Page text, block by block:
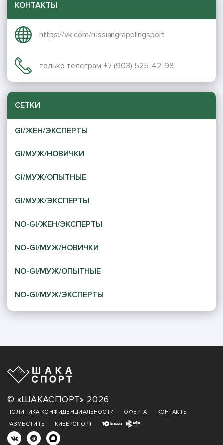
КОНТАКТЫ
https://vk.com/russiangrapplingsport
только телеграм +7 (903) 525-42-98
СЕТКИ
GI/ЖЕН/ЭКСПЕРТЫ
GI/МУЖ/НОВИЧКИ
GI/МУЖ/ОПЫТНЫЕ
GI/МУЖ/ЭКСПЕРТЫ
NO-GI/ЖЕН/ЭКСПЕРТЫ
NO-GI/МУЖ/НОВИЧКИ
NO-GI/МУЖ/ОПЫТНЫЕ
NO-GI/МУЖ/ЭКСПЕРТЫ
© «ШАКАСПОРТ» 2026
ПОЛИТИКА КОНФИДЕНЦИАЛЬНОСТИ ОФЕРТА
КОНТАКТЫ
РАЗМЕСТИТЬ
КИБЕРСПОРТ